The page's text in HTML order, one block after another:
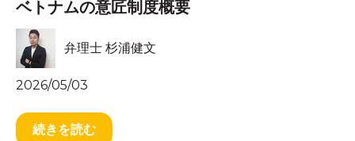
ベトナムの意匠制度概要
弁理士 杉浦健文
2026/05/03
続きを読む